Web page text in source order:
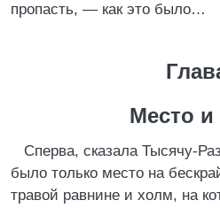
пропасть, — как это было…
Место и
Сперва, сказала Тысячу-
было только место на
травой равнине и холм, на